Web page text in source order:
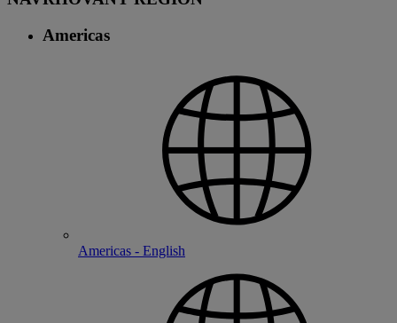
Americas
Americas - English